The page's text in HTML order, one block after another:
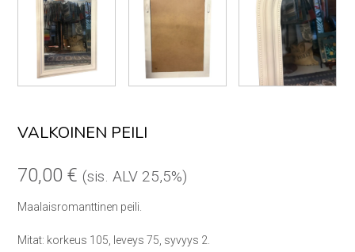
VALKOINEN PEILI
70,00 € (sis. ALV 25,5%)
Maalaisromanttinen peili.
Mitat: korkeus 105, leveys 75, syvyys 2.